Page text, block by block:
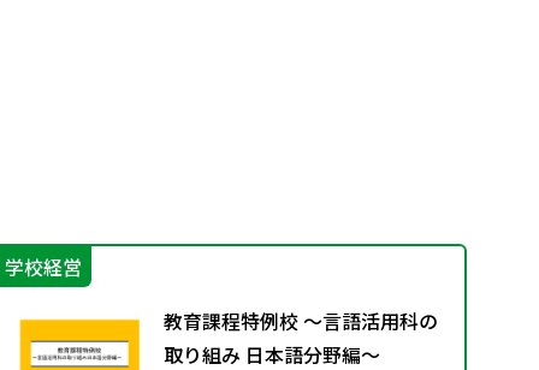
学校経営
教育課程特例校 ～言語活用科の
取り組み 日本語分野編～